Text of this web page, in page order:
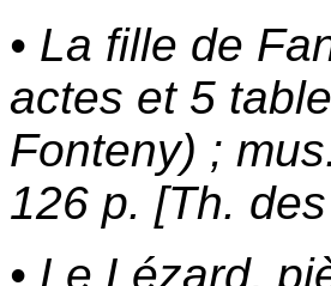
• La fille de
actes et 5
Fonteny) ;
126 p. [Th.
• Le Lézard,